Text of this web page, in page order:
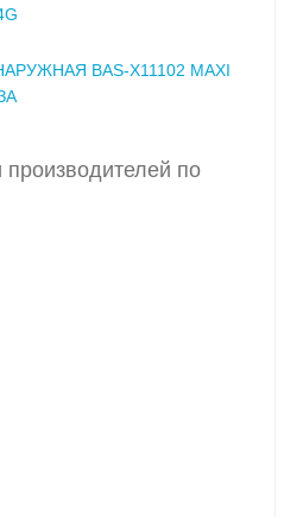
BAS-X11102 MAXI
производителей по